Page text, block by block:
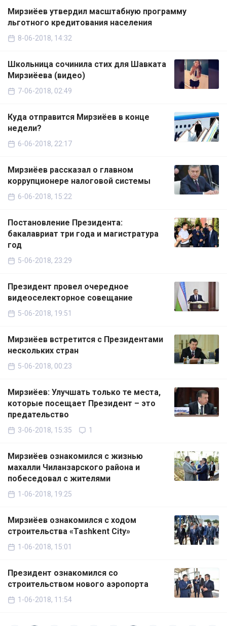
Мирзиёев утвердил масштабную программу
льготного кредитования населения
8-06-2018, 14:32
Школьница сочинила стих для Шавката
Мирзиёева (видео)
7-06-2018, 02:49
Куда отправится Мирзиёев в конце
недели?
6-06-2018, 22:17
Мирзиёев рассказал о главном
коррупционере налоговой системы
6-06-2018, 15:22
Постановление Президента:
бакалавриат три года и магистратура
год
5-06-2018, 23:29
Президент провел очередное
видеоселекторное совещание
5-06-2018, 19:51
Мирзиёев встретится с Президентами
нескольких стран
5-06-2018, 00:23
Мирзиёев: Улучшать только те места,
которые посещает Президент – это
предательство
3-06-2018, 15:35 1
Мирзиёев ознакомился с жизнью
махалли Чиланзарского района и
побеседовал с жителями
1-06-2018, 19:25
Мирзиёев ознакомился с ходом
строительства «Tashkent City»
1-06-2018, 15:01
Президент ознакомился со
строительством нового аэропорта
1-06-2018, 11:54